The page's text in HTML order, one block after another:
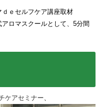
ｅセルフケア講座取材
ロマスクールとして、5分間
ケアセミナー、